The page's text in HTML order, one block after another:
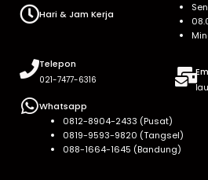
Hari & Jam Kerja
Telepon
021-7477-6316
Whatsapp
0812-8904-2433 (Pusat)
0819-9593-9820 (Tangsel)
088-1664-1645 (Bandung)